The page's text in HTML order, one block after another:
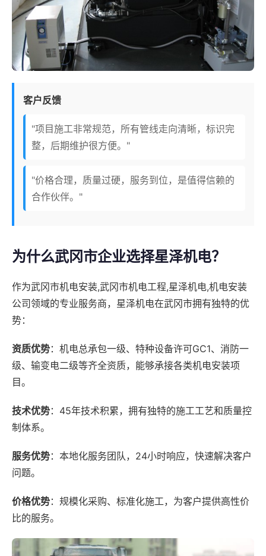
客户反馈
"项目施工非常规范，所有管线走向清晰，标识完
整，后期维护很方便。"
"价格合理，质量过硬，服务到位，是值得信赖的
合作伙伴。"
为什么武冈市企业选择星泽机电？
作为武冈市机电安装,武冈市机电工程,星泽机电,机电安装
公司领域的专业服务商，星泽机电在武冈市拥有独特的优
势：
资质优势：机电总承包一级、特种设备许可GC1、消防一
级、输变电二级等齐全资质，能够承接各类机电安装项
目。
技术优势：45年技术积累，拥有独特的施工工艺和质量控
制体系。
服务优势：本地化服务团队，24小时响应，快速解决客户
问题。
价格优势：规模化采购、标准化施工，为客户提供高性价
比的服务。